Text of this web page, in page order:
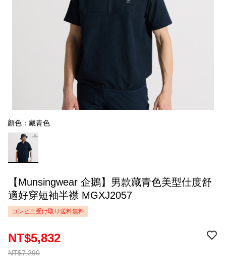
顏色：藏青色
【Munsingwear 企鵝】男款藏青色美型仕度舒
適好穿短袖半襟 MGXJ2057
コンビニ受け取り送料無料
NT$7,290
NT$5,832